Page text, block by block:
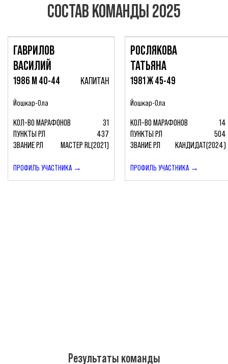
СОСТАВ КОМАНДЫ 2025
ГАВРИЛОВ
ВАСИЛИЙ
1986 М 40-44 КАПИТАН
Йошкар-Ола
КОЛ-ВО МАРАФОНОВ
31
ПУНКТЫ РЛ
437
ЗВАНИЕ РЛ
МАСТЕР RL(2021)
ПРОФИЛЬ УЧАСТНИКА →
РОСЛЯКОВА
ТАТЬЯНА
1981 Ж 45-49
Йошкар-Ола
КОЛ-ВО МАРАФОНОВ
14
ПУНКТЫ РЛ
504
ЗВАНИЕ РЛ
КАНДИДАТ(2024)
ПРОФИЛЬ УЧАСТНИКА →
Результаты команды